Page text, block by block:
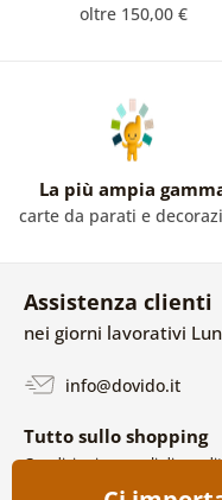
oltre 150,00 €
La più ampia
carte da parati e
Assistenza clienti
nei giorni lavorativi
info@dovido.it
Tutto sullo shopping
Condizioni generali di